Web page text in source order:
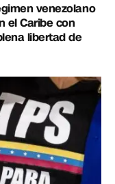
venezolano
el Caribe con
libertad de